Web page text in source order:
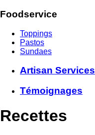
Foodservice
Toppings
Pastos
Sundaes
Artisan Services
Témoignages
Recettes